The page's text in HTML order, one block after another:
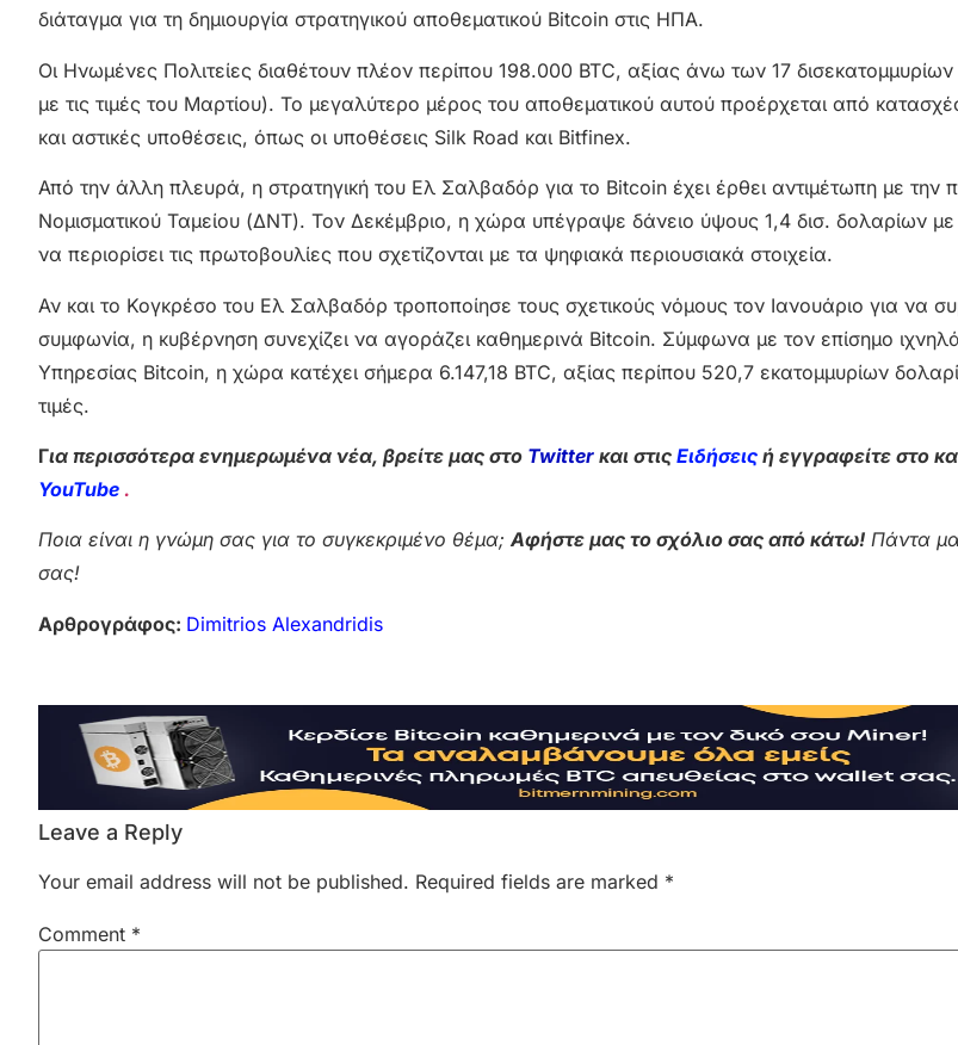
διάταγμα για τη δημιουργία στρατηγικού αποθεματικού Bitcoin στις ΗΠΑ.
Οι Ηνωμένες Πολιτείες διαθέτουν πλέον περίπου 198.000 BTC, αξίας άνω των 17
με τις τιμές του Μαρτίου). Το μεγαλύτερο μέρος του αποθεματικού αυτού προέρχεται από
και αστικές υποθέσεις, όπως οι υποθέσεις Silk Road και Bitfinex.
Από την άλλη πλευρά, η στρατηγική του Ελ Σαλβαδόρ για το Bitcoin έχει έρθει αντιμέτωπη με την
Νομισματικού Ταμείου (ΔΝΤ). Τον Δεκέμβριο, η χώρα υπέγραψε δάνειο ύψους 1,4 δισ. δολαρίων
να περιορίσει τις πρωτοβουλίες που σχετίζονται με τα ψηφιακά περιουσιακά στοιχεία.
Αν και το Κογκρέσο του Ελ Σαλβαδόρ τροποποίησε τους σχετικούς νόμους τον Ιανουάριο για να
συμφωνία, η κυβέρνηση συνεχίζει να αγοράζει καθημερινά Bitcoin. Σύμφωνα με τον επίσημο
Υπηρεσίας Bitcoin, η χώρα κατέχει σήμερα 6.147,18 BTC, αξίας περίπου 520,7 εκατομμυρίων
τιμές.
Για περισσότερα ενημερωμένα νέα, βρείτε μας στο Twitter και στις Ειδήσεις ή εγγραφείτε στο
YouTube .
Ποια είναι η γνώμη σας για το συγκεκριμένο θέμα;Αφήστε μας το σχόλιο σας από κάτω! Πάντα
σας!
Αρθρογράφος: Dimitrios Alexandridis
Leave a Reply
Your email address will not be published. Required fields are marked *
Comment *